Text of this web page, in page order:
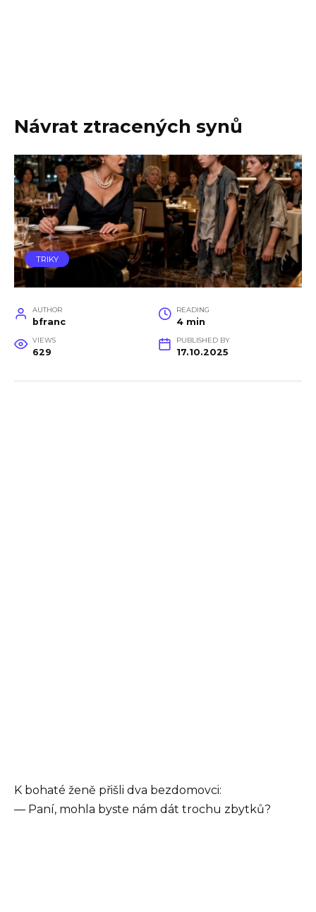
Návrat ztracených synů
TRIKY
AUTHOR
bfranc
READING
4 min
VIEWS
629
PUBLISHED BY
17.10.2025
K bohaté ženě přišli dva bezdomovci:
— Paní, mohla byste nám dát trochu zbytků?